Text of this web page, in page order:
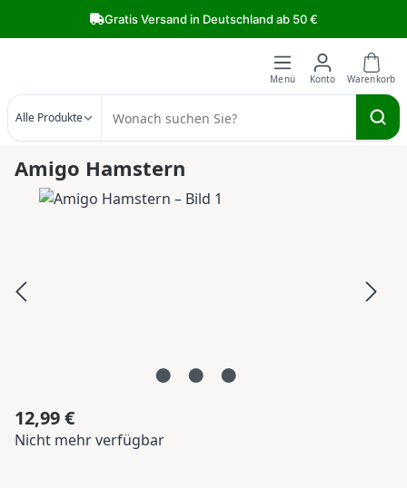
Zum Hauptinhalt springenGratis Versand in Deutschland ab 50 €
Alle Produkte
Amigo Hamstern
Bildergalerie überspringen
Regulärer Preis:
12,99 €
Nicht mehr verfügbar